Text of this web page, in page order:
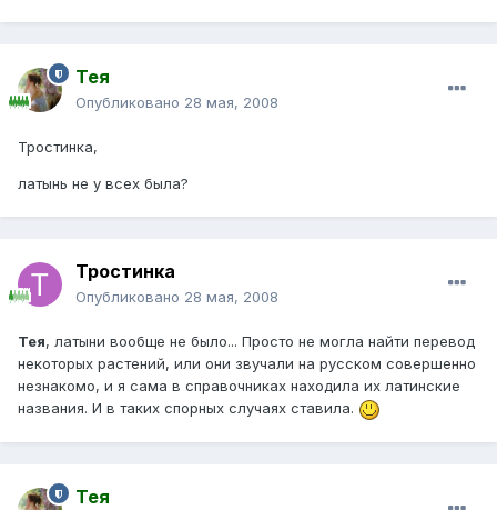
Тея
Опубликовано 28 мая, 2008
Тростинка,
латынь не у всех была?
Тростинка
Опубликовано 28 мая, 2008
Тея, латыни вообще не было... Просто не могла найти перевод
некоторых растений, или они звучали на русском совершенно
незнакомо, и я сама в справочниках находила их латинские
названия. И в таких спорных случаях ставила.
Тея